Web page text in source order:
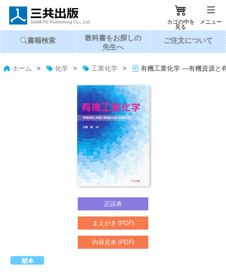
カゴの中を
見る
メニュー
書籍検索 教科書をお探しの
先生へ
ご注文について
ホーム > 化学 > 工業化学 > 有機工業化学 ―有機資源と
正誤表
まえがき (PDF)
内容見本 (PDF)